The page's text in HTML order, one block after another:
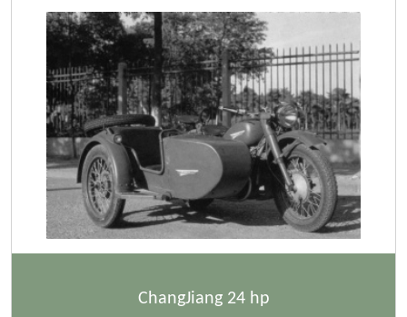
ChangJiang 24 hp